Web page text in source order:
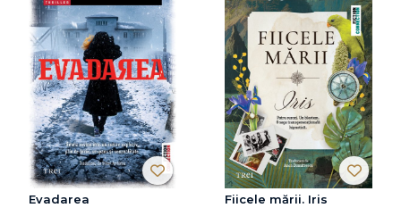
Evadarea Fiicele mării. Iris